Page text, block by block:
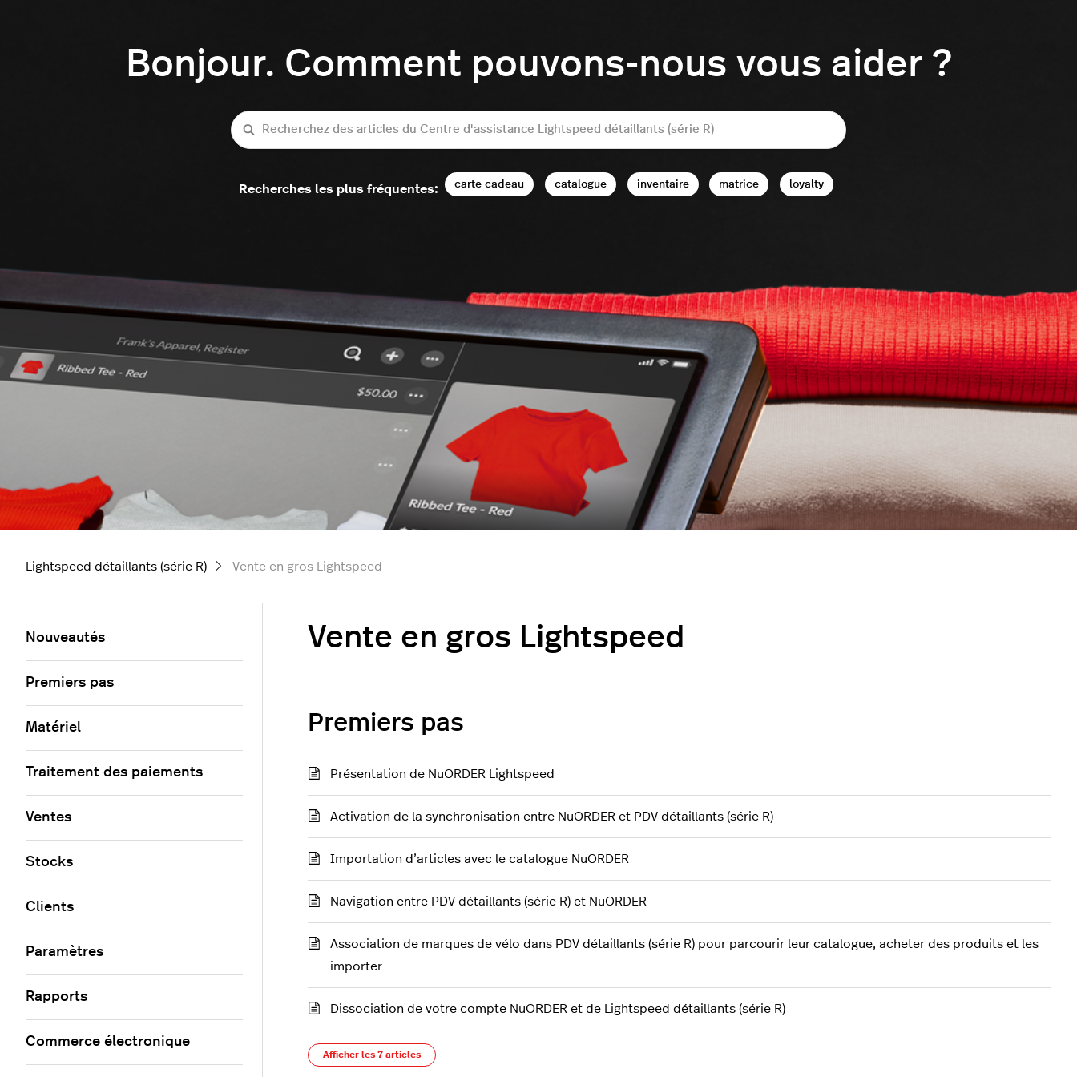
Bonjour. Comment pouvons-nous vous aider ?
Recherche
Recherches les plus fréquentes: carte cadeau catalogue inventaire matrice loyalty
Lightspeed détaillants (série R) Vente en gros Lightspeed
Vente en gros Lightspeed
Premiers pas
Présentation de NuORDER Lightspeed
Activation de la synchronisation entre NuORDER et PDV détaillants (série R)
Importation d’articles avec le catalogue NuORDER
Navigation entre PDV détaillants (série R) et NuORDER
Association de marques de vélo dans PDV détaillants (série R) pour parcourir leur catalogue, acheter des produits et les
importer
Dissociation de votre compte NuORDER et de Lightspeed détaillants (série R)
Afficher les 7 articles
Nouveautés
Premiers pas
Matériel
Traitement des paiements
Ventes
Stocks
Clients
Paramètres
Rapports
Commerce électronique